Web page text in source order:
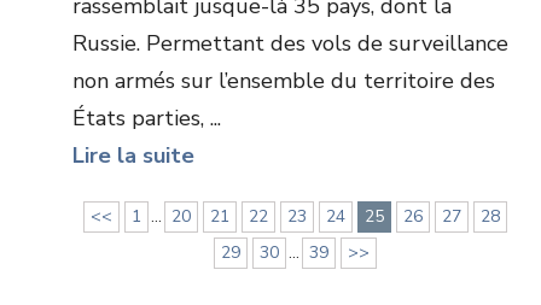
rassemblait jusque-là 35 pays, dont la
Russie. Permettant des vols de surveillance
non armés sur l’ensemble du territoire des
États parties, ...
Lire la suite
<< 1 ... 20 21 22 23 24 25 26 27
28
29
30 ... 39 >>